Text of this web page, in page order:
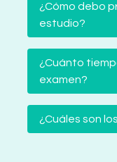
¿Cómo debo
estudio?
¿Cuánto
examen?
¿Cuáles son